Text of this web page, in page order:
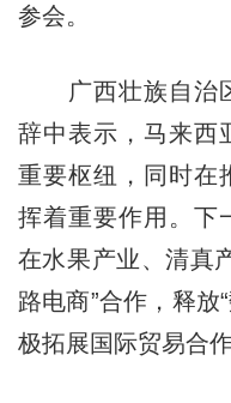
参会。
广西壮族自治区
辞中表示，马来
重要枢纽，同时在
挥着重要作用。下
在水果产业、清真
路电商”合作，释放
极拓展国际贸易合作